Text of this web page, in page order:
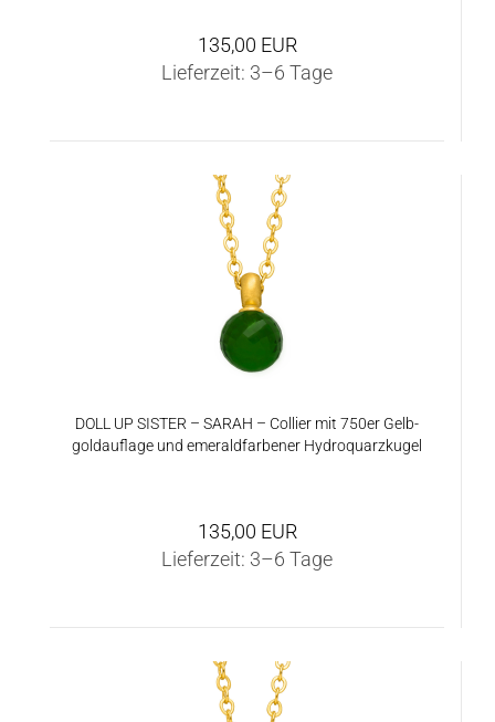
135,00 EUR
Lieferzeit: 3–6 Tage
DOLL UP SIS­TER – SARAH – Col­lier mit 750er Gelb­
gold­auf­la­ge und eme­rald­far­be­ner Hy­dro­quarz­ku­gel
135,00 EUR
Lieferzeit: 3–6 Tage